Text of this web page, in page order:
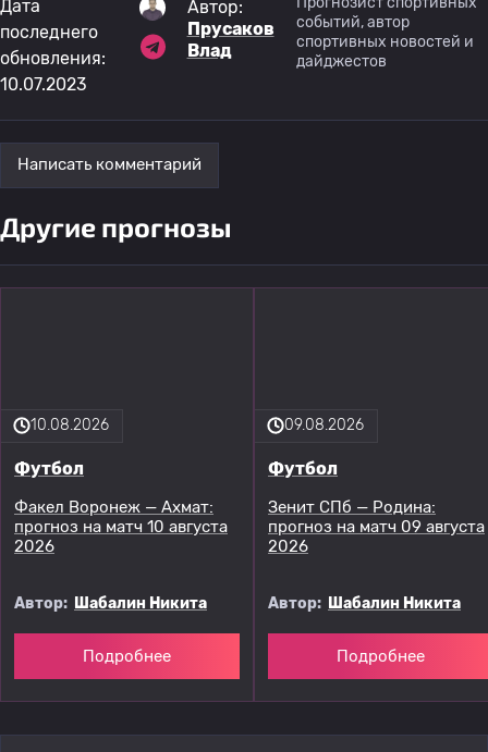
Дата
последнего
обновления:
10.07.2023
Автор:
Прусаков
Влад
событий, автор
спортивных новостей и
дайджестов
Написать комментарий
Другие прогнозы
10.08.2026
Футбол
Факел Воронеж — Ахмат:
прогноз на матч 10 августа
2026
Автор: Шабалин Никита
Подробнее
09.08.2026
Футбол
Зенит СПб — Родина:
прогноз на матч 09 августа
2026
Автор: Шабалин Никита
Подробнее